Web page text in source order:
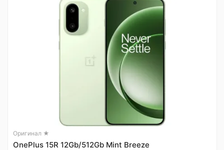
Оригинал ★
OnePlus 15R 12Gb/512Gb Mint Breeze